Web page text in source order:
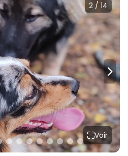
2 / 14
Voir